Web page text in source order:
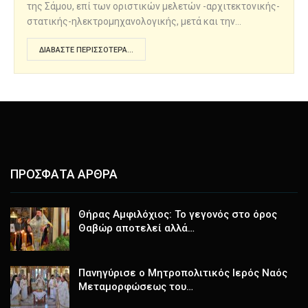
της Σάμου, επί των οριστικών μελετών -αρχιτεκτονικής-
στατικής-ηλεκτρομηχανολογικής, μετά και την…
ΔΙΑΒΆΣΤΕ ΠΕΡΙΣΣΌΤΕΡΑ...
ΠΡΟΣΦΑΤΑ ΑΡΘΡΑ
Θήρας Αμφιλόχιος: Το γεγονός στο όρος
Θαβώρ αποτελεί αλλά…
Πανηγύρισε ο Μητροπολιτικός Ιερός Ναός
Μεταμορφώσεως του…